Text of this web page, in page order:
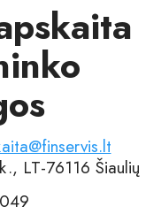
LT-76116 Šiaulių